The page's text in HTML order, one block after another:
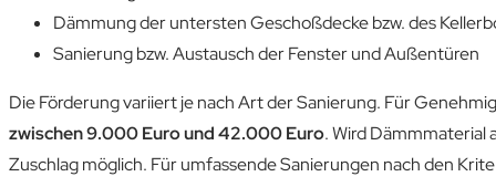
Dämmung der untersten Geschoßdecke bzw. des
Sanierung bzw. Austausch der Fenster und Außentüren
Die Förderung variiert je nach Art der Sanierung. Für
zwischen 9.000 Euro und 42.000 Euro. Wird Dämmmaterial
Zuschlag möglich. Für umfassende Sanierungen nach den